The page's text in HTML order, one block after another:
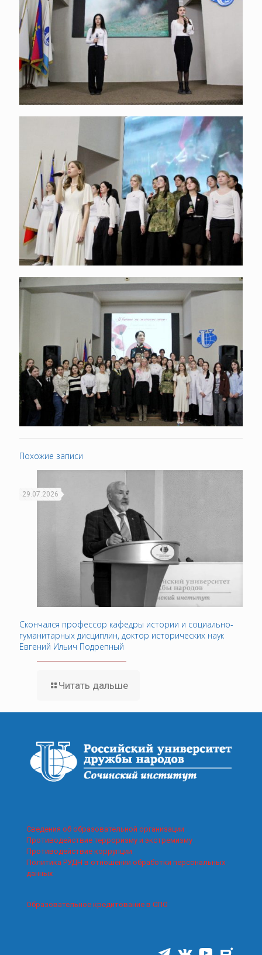
Похожие записи
29.07.2026
Скончался профессор кафедры истории и социально-
гуманитарных дисциплин, доктор исторических наук
Евгений Ильич Подрепный
Читать дальше
Сведения об образовательной организации
Противодействие терроризму и экстремизму
Противодействие коррупции
Политика РУДН в отношении обработки персональных
данных
Образовательное кредитование в СПО